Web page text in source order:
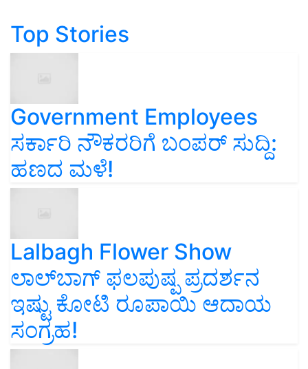
Top Stories
Government Employees
ಸರ್ಕಾರಿ ನೌಕರರಿಗೆ ಬಂಪರ್‌ ಸುದ್ದಿ:
ಹಣದ ಮಳೆ!
Lalbagh Flower Show
ಲಾಲ್‌ಬಾಗ್ ಫಲಪುಷ್ಪ ಪ್ರದರ್ಶನ
ಇಷ್ಟು ಕೋಟಿ ರೂಪಾಯಿ ಆದಾಯ
ಸಂಗ್ರಹ!